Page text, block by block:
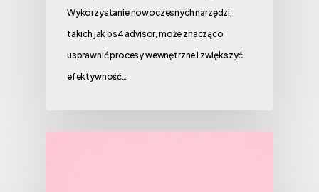
Wykorzystanie nowoczesnych narzędzi,
takich jak bs4 advisor, może znacząco
usprawnić procesy wewnętrzne i zwiększyć
efektywność…